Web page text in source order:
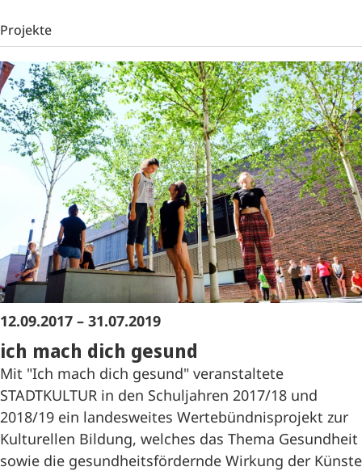
Projekte
12.09.2017 – 31.07.2019
ich mach dich gesund
Mit "Ich mach dich gesund" veranstaltete
STADTKULTUR in den Schuljahren 2017/18 und
2018/19 ein landesweites Wertebündnisprojekt zur
Kulturellen Bildung, welches das Thema Gesundheit
sowie die gesundheitsfördernde Wirkung der Künste